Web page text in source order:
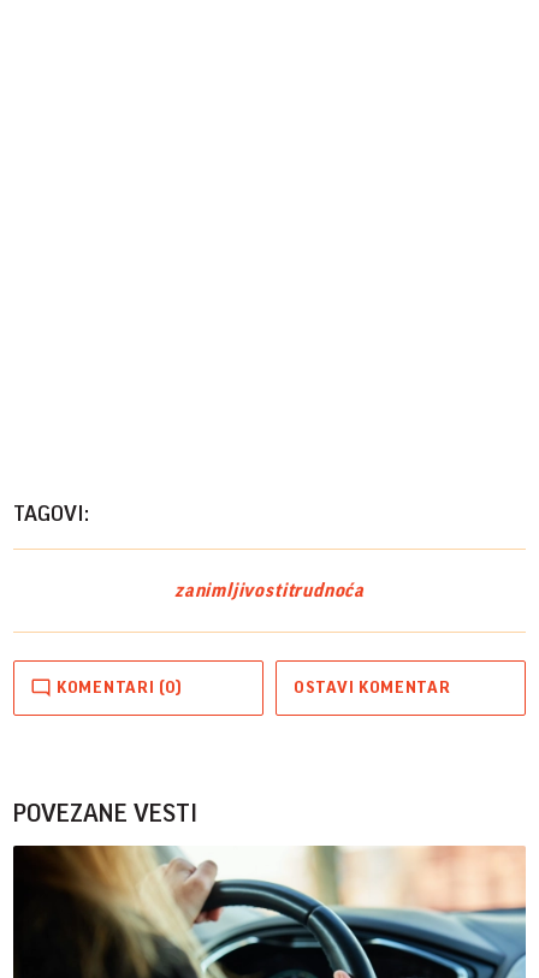
TAGOVI:
zanimljivostitrudnoća
KOMENTARI (0) OSTAVI KOMENTAR
POVEZANE VESTI